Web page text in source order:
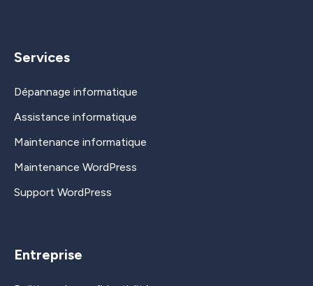
Services
Dépannage informatique
Assistance informatique
Maintenance informatique
Maintenance WordPress
Support WordPress
Entreprise